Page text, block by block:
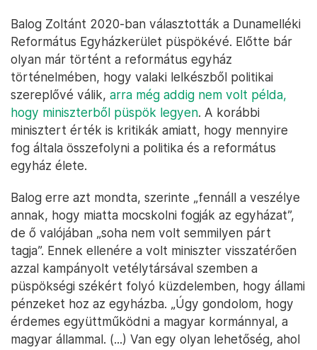
Balog Zoltánt 2020-ban választották a Dunamelléki
Református Egyházkerület püspökévé. Előtte bár
olyan már történt a református egyház
történelmében, hogy valaki lelkészből politikai
szereplővé válik, arra még addig nem volt példa,
hogy miniszterből püspök legyen. A korábbi
minisztert érték is kritikák amiatt, hogy mennyire
fog általa összefolyni a politika és a református
egyház élete.
Balog erre azt mondta, szerinte „fennáll a veszélye
annak, hogy miatta mocskolni fogják az egyházat”,
de ő valójában „soha nem volt semmilyen párt
tagja”. Ennek ellenére a volt miniszter visszatérően
azzal kampányolt vetélytársával szemben a
püspökségi székért folyó küzdelemben, hogy állami
pénzeket hoz az egyházba. „Úgy gondolom, hogy
érdemes együttműködni a magyar kormánnyal, a
magyar állammal. (...) Van egy olyan lehetőség, ahol